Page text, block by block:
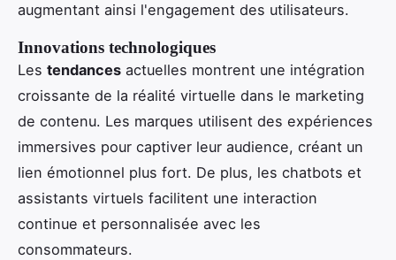
augmentant ainsi l'engagement des utilisateurs.
Innovations technologiques
Les tendances actuelles montrent une intégration
croissante de la réalité virtuelle dans le marketing
de contenu. Les marques utilisent des expériences
immersives pour captiver leur audience, créant un
lien émotionnel plus fort. De plus, les chatbots et
assistants virtuels facilitent une interaction
continue et personnalisée avec les
consommateurs.